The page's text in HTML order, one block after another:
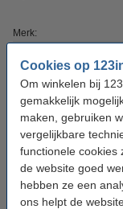
Cookies op
Om winkelen bij
gemakkelijk
maken, gebruiken
vergelijkbare
functionele cookies
de website goed
hebben ze een
ons helpt de
Merk:
Afmetingen:
Papiergewicht:
Rolkern:
Winstpakker!
610 mm